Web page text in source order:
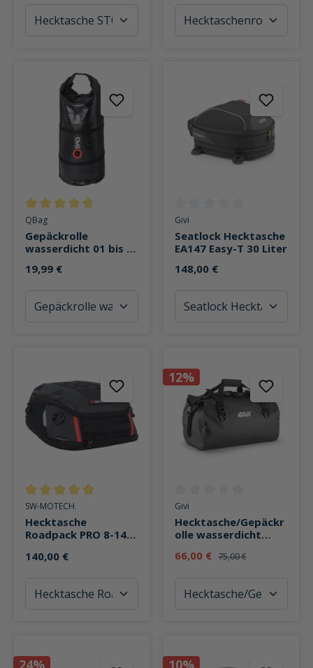
Durchschnittliche Bewertung von 4.7 von 5 Sternen
QBag
Gepäckrolle
wasserdicht 01 bis zu
19,99 €
Durchschnittliche Bewertung
Givi
Seatlock Hecktasche
EA147 Easy-T 30 Liter
148,00 €
Durchschnittliche Bewertung von 5 von 5 Sternen
SW-MOTECH
Hecktasche
Roadpack PRO 8-14
140,00 €
12%
Durchschnittliche Bewertung
Givi
Hecktasche/Gepäckr
olle wasserdicht
66,00 € 75,00 €
24% 10%